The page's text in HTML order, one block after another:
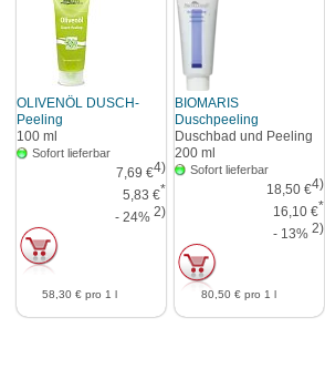
OLIVENÖL DUSCH-
Peeling
100ml
Sofort lieferbar
7,69 €4)
5,83 €*
- 24%2)
58,30 € pro 1 l
BIOMARIS
Duschpeeling
Duschbad und Peeling
200ml
Sofort lieferbar
18,50 €4)
16,10 €*
- 13%2)
80,50 €pro 1 l